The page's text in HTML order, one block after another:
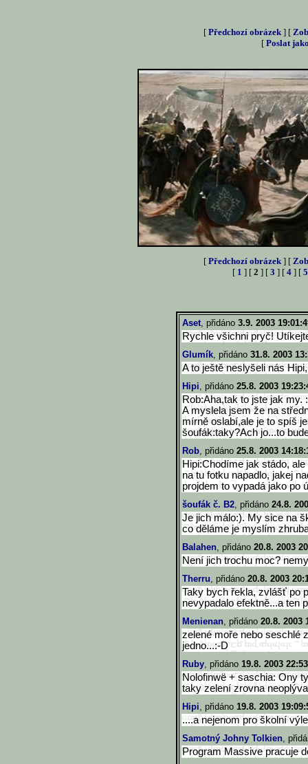
[ Předchozí obrázek ] [
[ Poslat
[ Předchozí obrázek ] [
[ 1 ] [ 2 ] [ 3 ] [ 4] [ 5
Aset, přidáno 3.9. 2003
Rychle všichni pryč!
Glumík, přidáno 31.8. 2003
A to ještě neslyšeli nás
Hipi, přidáno 25.8. 2003
Rob:Aha,tak to jste jak my.
A myslela jsem že na
mírně oslabí,ale je to spíš
šoufák:taky?Ach jo...to
Rob, přidáno 25.8. 2003
Hipi:Chodíme jak stádo,
na tu fotku napadlo, jakej
projdem to vypadá jako po
šoufák č. B2, přidáno 24.8.
Je jich málo:). My sice na
co děláme je myslím
Balahen, přidáno 20.8. 2003
Není jich trochu moc?
Therru, přidáno 20.8. 2003
Taky bych řekla, zvlášť po
nevypadalo efektně...a ten
Menienan, přidáno 20.8. 2003
zelené moře nebo seschlé
jedno...:-D
Ruby, přidáno 19.8. 2003
Nolofinwë + saschia: Ony
taky zelení zrovna
Hipi, přidáno 19.8. 2003
....a nejenom pro školní
Samotný Johny Tolkien,
Program Massive pracuje